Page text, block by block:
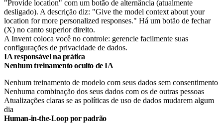
A Invent coloca você no controle: gerencie facilmente suas
configurações de privacidade de dados.
IA responsável na prática
Nenhum treinamento oculto de IA
Nenhum treinamento de modelo com seus dados sem consentimento
Nenhuma combinação dos seus dados com os de outras pessoas
Atualizações claras se as políticas de uso de dados mudarem algum
dia
Human-in-the-Loop por padrão